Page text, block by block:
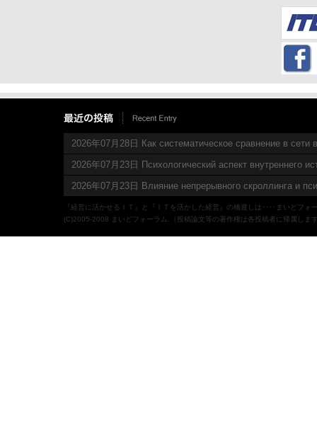
2026年07月28日 Как систематическое сравнение в сети
2026年07月23日 Психологический аспект внутреннего
2026年07月23日 Влияние непрерывного скроллинга и
『経営に活かせるＩＴ』と『ＩＴを活かした経営』の橋渡しは‥‥まいどフォ
(C)2005-2008 まいどフォーラム.（投稿論文等の著作権は各投稿者に帰属しま